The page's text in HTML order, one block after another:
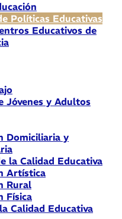
Políticas Educativas
Educativos de
Jóvenes y Adultos
Domiciliaria y
la Calidad Educativa
Artística
Rural
Física
Calidad Educativa